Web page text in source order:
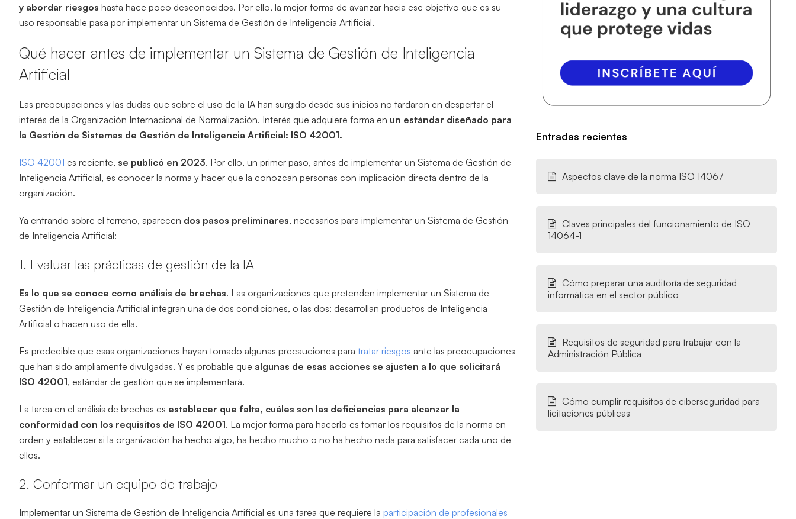
y abordar riesgos hasta hace poco desconocidos. Por ello, la mejor forma de avanzar hacia ese objetivo que es su
uso responsable pasa por implementar un Sistema de Gestión de Inteligencia Artificial.
Qué hacer antes de implementar un Sistema de Gestión de Inteligencia
Artificial
Las preocupaciones y las dudas que sobre el uso de la IA han surgido desde sus inicios no tardaron en despertar el
interés de la Organización Internacional de Normalización. Interés que adquiere forma en un estándar diseñado para
la Gestión de Sistemas de Gestión de Inteligencia Artificial: ISO 42001.
ISO 42001 es reciente, se publicó en 2023. Por ello, un primer paso, antes de implementar un Sistema de Gestión de
Inteligencia Artificial, es conocer la norma y hacer que la conozcan personas con implicación directa dentro de la
organización.
Ya entrando sobre el terreno, aparecen dos pasos preliminares, necesarios para implementar un Sistema de Gestión
de Inteligencia Artificial:
1. Evaluar las prácticas de gestión de la IA
Es lo que se conoce como análisis de brechas. Las organizaciones que pretenden implementar un Sistema de
Gestión de Inteligencia Artificial integran una de dos condiciones, o las dos: desarrollan productos de Inteligencia
Artificial o hacen uso de ella.
Es predecible que esas organizaciones hayan tomado algunas precauciones para tratar riesgos ante las preocupaciones
que han sido ampliamente divulgadas. Y es probable que algunas de esas acciones se ajusten a lo que solicitará
ISO 42001, estándar de gestión que se implementará.
La tarea en el análisis de brechas es establecer que falta, cuáles son las deficiencias para alcanzar la
conformidad con los requisitos de ISO 42001. La mejor forma para hacerlo es tomar los requisitos de la norma en
orden y establecer si la organización ha hecho algo, ha hecho mucho o no ha hecho nada para satisfacer cada uno de
ellos.
2. Conformar un equipo de trabajo
Implementar un Sistema de Gestión de Inteligencia Artificial es una tarea que requiere la participación de profesionales
Entradas recientes
Aspectos clave de la norma ISO 14067
Claves principales del funcionamiento de ISO
14064-1
Cómo preparar una auditoría de seguridad
informática en el sector público
Requisitos de seguridad para trabajar con la
Administración Pública
Cómo cumplir requisitos de ciberseguridad para
licitaciones públicas